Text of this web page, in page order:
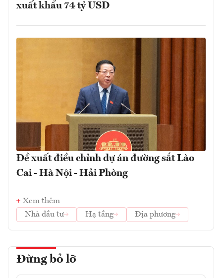
xuất khẩu 74 tỷ USD
Đề xuất điều chỉnh dự án đường sắt Lào
Cai - Hà Nội - Hải Phòng
Xem thêm
Nhà đầu tư
Hạ tầng Địa phương
Đừng bỏ lỡ